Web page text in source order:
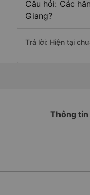
Câu hỏi: Các
Giang?
Trả lời: Hiện tại
Thông tin